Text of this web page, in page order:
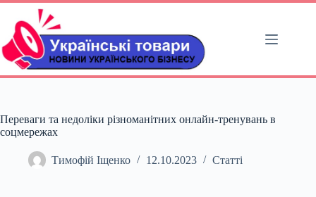
Перейти
вмісту
Переваги та недоліки різноманітних онлайн-тренувань в
соцмережах
Тимофій Іщенко 12.10.2023 Статті